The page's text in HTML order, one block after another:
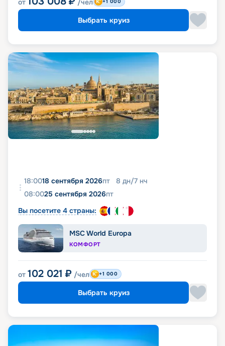
от /чел +1 000
Выбрать круиз
18:0018 сентября 2026пт 8 дн/7 нч
08:0025 сентября 2026пт
Вы посетите 4 страны:
MSC World Europa
КОМФОРТ
от 102 021 ₽ /чел +1 000
Выбрать круиз